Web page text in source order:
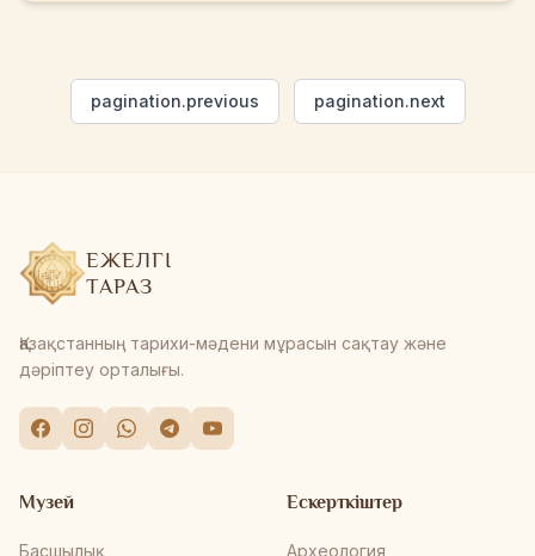
pagination.previous pagination.next
ЕЖЕЛГІ
ТАРАЗ
Қазақстанның тарихи-мәдени мұрасын сақтау және
дәріптеу орталығы.
Музей
Басшылық
Ескерткіштер
Археология